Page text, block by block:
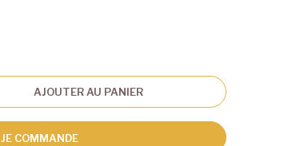
AJOUTER AU PANIER
JE COMMANDE